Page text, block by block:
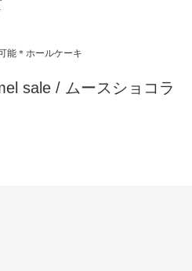
能＊ホールケーキ
sale / ムースショコラ